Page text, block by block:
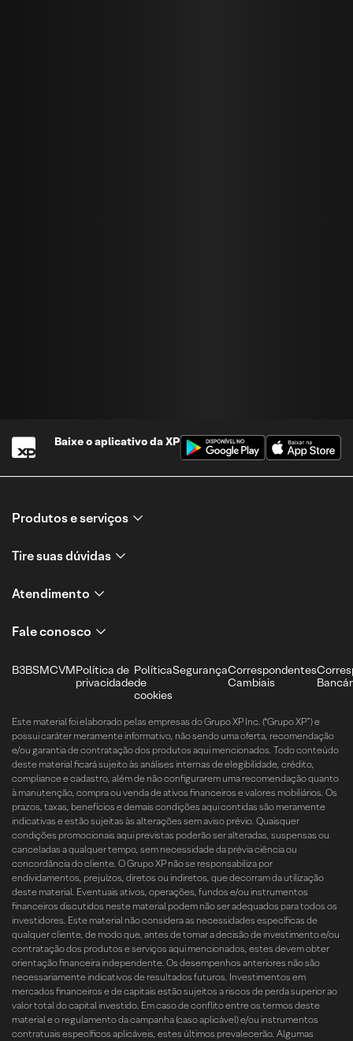
Baixe o aplicativo daXP
Produtos e serviços
Tire suas dúvidas
Atendimento
Fale conosco
B3BSMCVMPolítica de
privacidade
Política
de
cookies
SegurançaCorrespondentes
Cambiais
Este material foi elaborado pelas empresas do Grupo XP Inc. (“Grupo XP”) e
possui caráter meramente informativo, não sendo uma oferta, recomendação
e/ou garantia de contratação dos produtos aqui mencionados. Todo conteúdo
deste material ficará sujeito às análises internas de elegibilidade, crédito,
compliance e cadastro, além de não configurarem uma recomendação quanto
à manutenção, compra ou venda de ativos financeiros e valores mobiliários. Os
prazos, taxas, benefícios e demais condições aqui contidas são meramente
indicativas e estão sujeitas às alterações sem aviso prévio. Quaisquer
condições promocionais aqui previstas poderão ser alteradas, suspensas ou
canceladas a qualquer tempo, sem necessidade da prévia ciência ou
concordância do cliente. O Grupo XP não se responsabiliza por
endividamentos, prejuízos, diretos ou indiretos, que decorram da utilização
deste material. Eventuais ativos, operações, fundos e/ou instrumentos
financeiros discutidos neste material podem não ser adequados para todos os
investidores. Este material não considera as necessidades específicas de
qualquer cliente, de modo que, antes de tomar a decisão de investimento e/ou
contratação dos produtos e serviços aqui mencionados, estes devem obter
orientação financeira independente. Os desempenhos anteriores não são
necessariamente indicativos de resultados futuros. Investimentos em
mercados financeiros e de capitais estão sujeitos a riscos de perda superior ao
valor total do capital investido. Em caso de conflito entre os termos deste
material e o regulamento da campanha (caso aplicável) e/ou instrumentos
contratuais específicos aplicáveis, estes últimos prevalecerão. Algumas